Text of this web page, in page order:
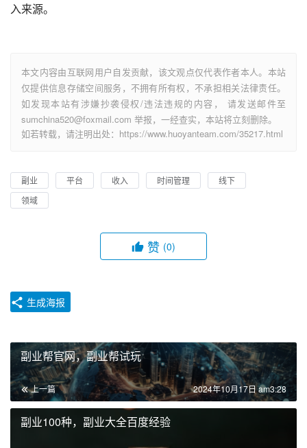
入来源。
本文内容由互联网用户自发贡献，该文观点仅代表作者本人。本站
仅提供信息存储空间服务，不拥有所有权，不承担相关法律责任。
如发现本站有涉嫌抄袭侵权/违法违规的内容， 请发送邮件至
sumchina520@foxmail.com 举报，一经查实，本站将立刻删除。
如若转载，请注明出处：https://www.huoyanteam.com/35217.html
副业 平台 收入 时间管理
线下
领域
赞 (0)
生成海报
副业帮官网，副业帮试玩
上一篇 2024年10月17日 am3:28
副业100种，副业大全百度经验